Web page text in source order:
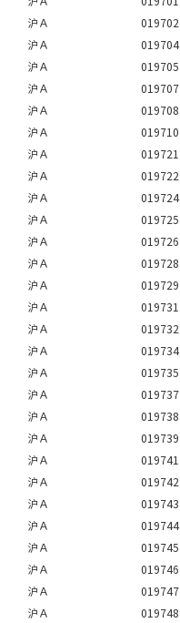
沪Ａ
019702
沪Ａ
019704
沪Ａ
019705
沪Ａ
019707
沪Ａ
019708
沪Ａ
019710
沪Ａ
019721
沪Ａ
019722
沪Ａ
019724
沪Ａ
019725
沪Ａ
019726
沪Ａ
019728
沪Ａ
019729
沪Ａ
019731
沪Ａ
019732
沪Ａ
019734
沪Ａ
019735
沪Ａ
019737
沪Ａ
019738
沪Ａ
019739
沪Ａ
019741
沪Ａ
019742
沪Ａ
019743
沪Ａ
019744
沪Ａ
019745
沪Ａ
019746
沪Ａ
019747
沪Ａ
019748